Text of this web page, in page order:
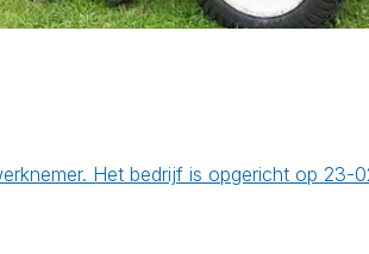
Het bedrijf is opgericht op